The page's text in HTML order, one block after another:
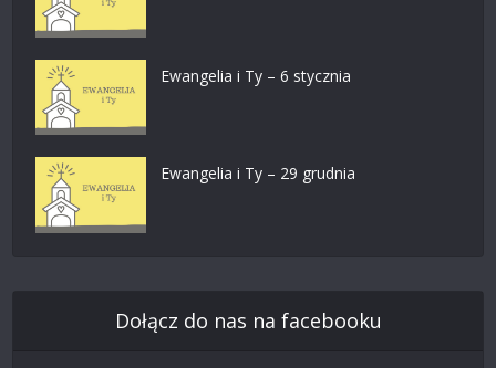
Ewangelia i Ty – 6 stycznia
Ewangelia i Ty – 29 grudnia
Dołącz do nas na facebooku